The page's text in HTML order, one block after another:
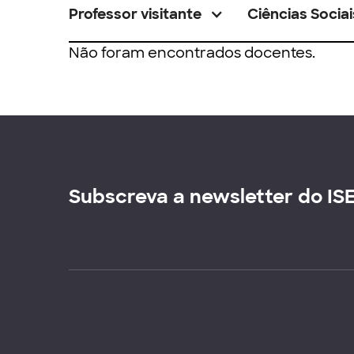
Professor visitante Ciências
Não foram encontrados docentes.
Subscreva a newsletter do